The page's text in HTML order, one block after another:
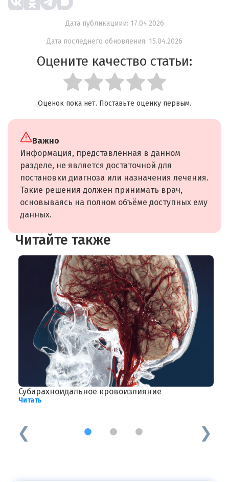
Дата публикациии: 17.04.2026
Дата последнего обновления: 15.04.2026
Оцените качество статьи:
Оценок пока нет. Поставьте оценку первым.
Важно
Информация, представленная в данном
разделе, не является достаточной для
постановки диагноза или назначения лечения.
Такие решения должен принимать врач,
основываясь на полном объёме доступных ему
данных.
Читайте также
Субарахноидальное кровоизлияние
Читать
1 2 3